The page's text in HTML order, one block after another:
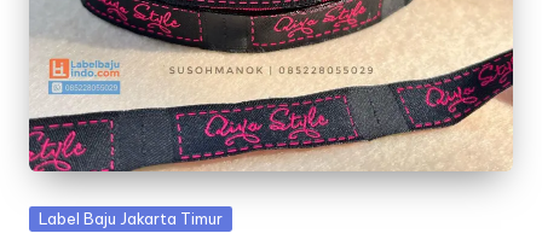
Posted
Label Baju Jakarta Timur